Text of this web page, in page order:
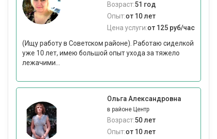
Возраст:51 год
Опыт:от 10 лет
Цена услуги:от 125 руб/час
(Ищу работу в Советском районе). Работаю сиделкой
уже 10 лет, имею большой опыт ухода за тяжело
лежачими...
Ольга Александровна
в районе Центр
Возраст:50 лет
Опыт:от 10 лет